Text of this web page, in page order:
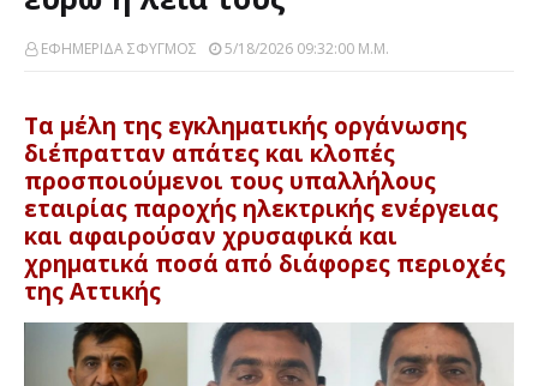
ΕΦΗΜΕΡΙΔΑ ΣΦΥΓΜΟΣ 5/18/2026 09:32:00 Μ.μ.
Τα μέλη της εγκληματικής οργάνωσης
διέπρατταν απάτες και κλοπές
προσποιούμενοι τους υπαλλήλους
εταιρίας παροχής ηλεκτρικής ενέργειας
και αφαιρούσαν χρυσαφικά και
χρηματικά ποσά από διάφορες περιοχές
της Αττικής